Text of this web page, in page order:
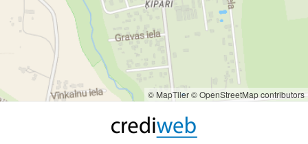
© MapTiler© OpenStreetMap contributors